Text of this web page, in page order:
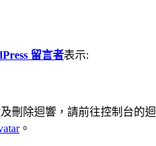
留言者表示:
刪除迴響，請前往控制台的
。